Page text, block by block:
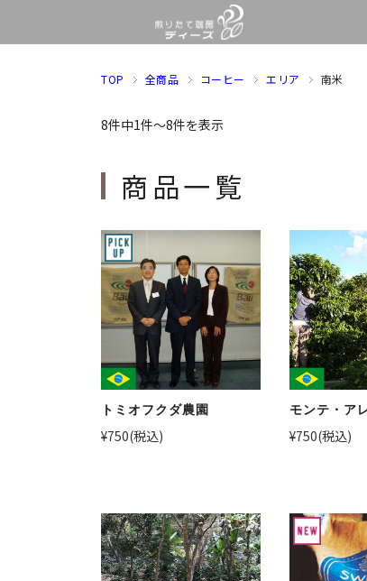
TOP 全商品 コーヒー エリア 南米
8件中1件～8件を表示
商品一覧
トミオフクダ農園
¥750(税込)
モンテ・ア
¥750(税込)